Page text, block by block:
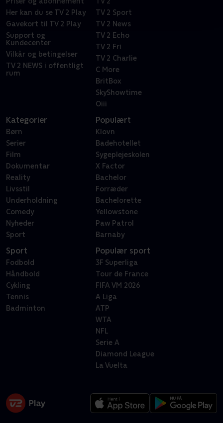
Her kan du se TV 2 Play
Gavekort til TV 2 Play
Support og
Kundecenter
Vilkår og betingelser
TV 2 NEWS i offentligt
rum
TV 2 Sport
TV 2 News
TV 2 Echo
TV 2 Fri
TV 2 Charlie
C More
BritBox
SkyShowtime
Oiii
Kategorier
Børn
Serier
Film
Dokumentar
Reality
Livsstil
Underholdning
Comedy
Nyheder
Sport
Populært
Klovn
Badehotellet
Sygeplejeskolen
X Factor
Bachelor
Forræder
Bachelorette
Yellowstone
Paw Patrol
Barnaby
Sport
Fodbold
Håndbold
Cykling
Tennis
Badminton
Populær sport
3F Superliga
Tour de France
FIFA VM 2026
A Liga
ATP
WTA
NFL
Serie A
Diamond League
La Vuelta